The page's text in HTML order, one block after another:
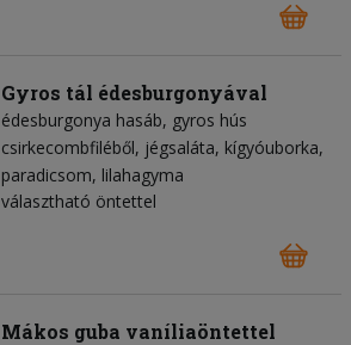
Gyros tál édesburgonyával
édesburgonya hasáb gyros hús
csirkecombfiléből jégsaláta kígyóuborka
paradicsom lilahagyma
választható öntettel
Mákos guba vaníliaöntettel